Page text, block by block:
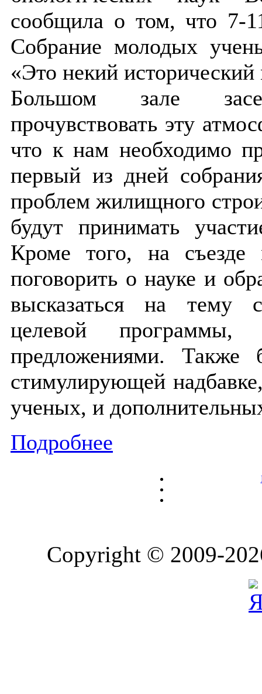
сообщила о том, что 7-
Собрание молодых
«Это некий
Большом зале
прочувствовать эту
что к нам необходимо
первый из дней
проблем жилищного
будут принимать
Кроме того, на съезде
поговорить о науке и
высказаться на тему
целевой
предложениями. Также
стимулирующей
ученых, и
Подробнее
Copyright © 2009-